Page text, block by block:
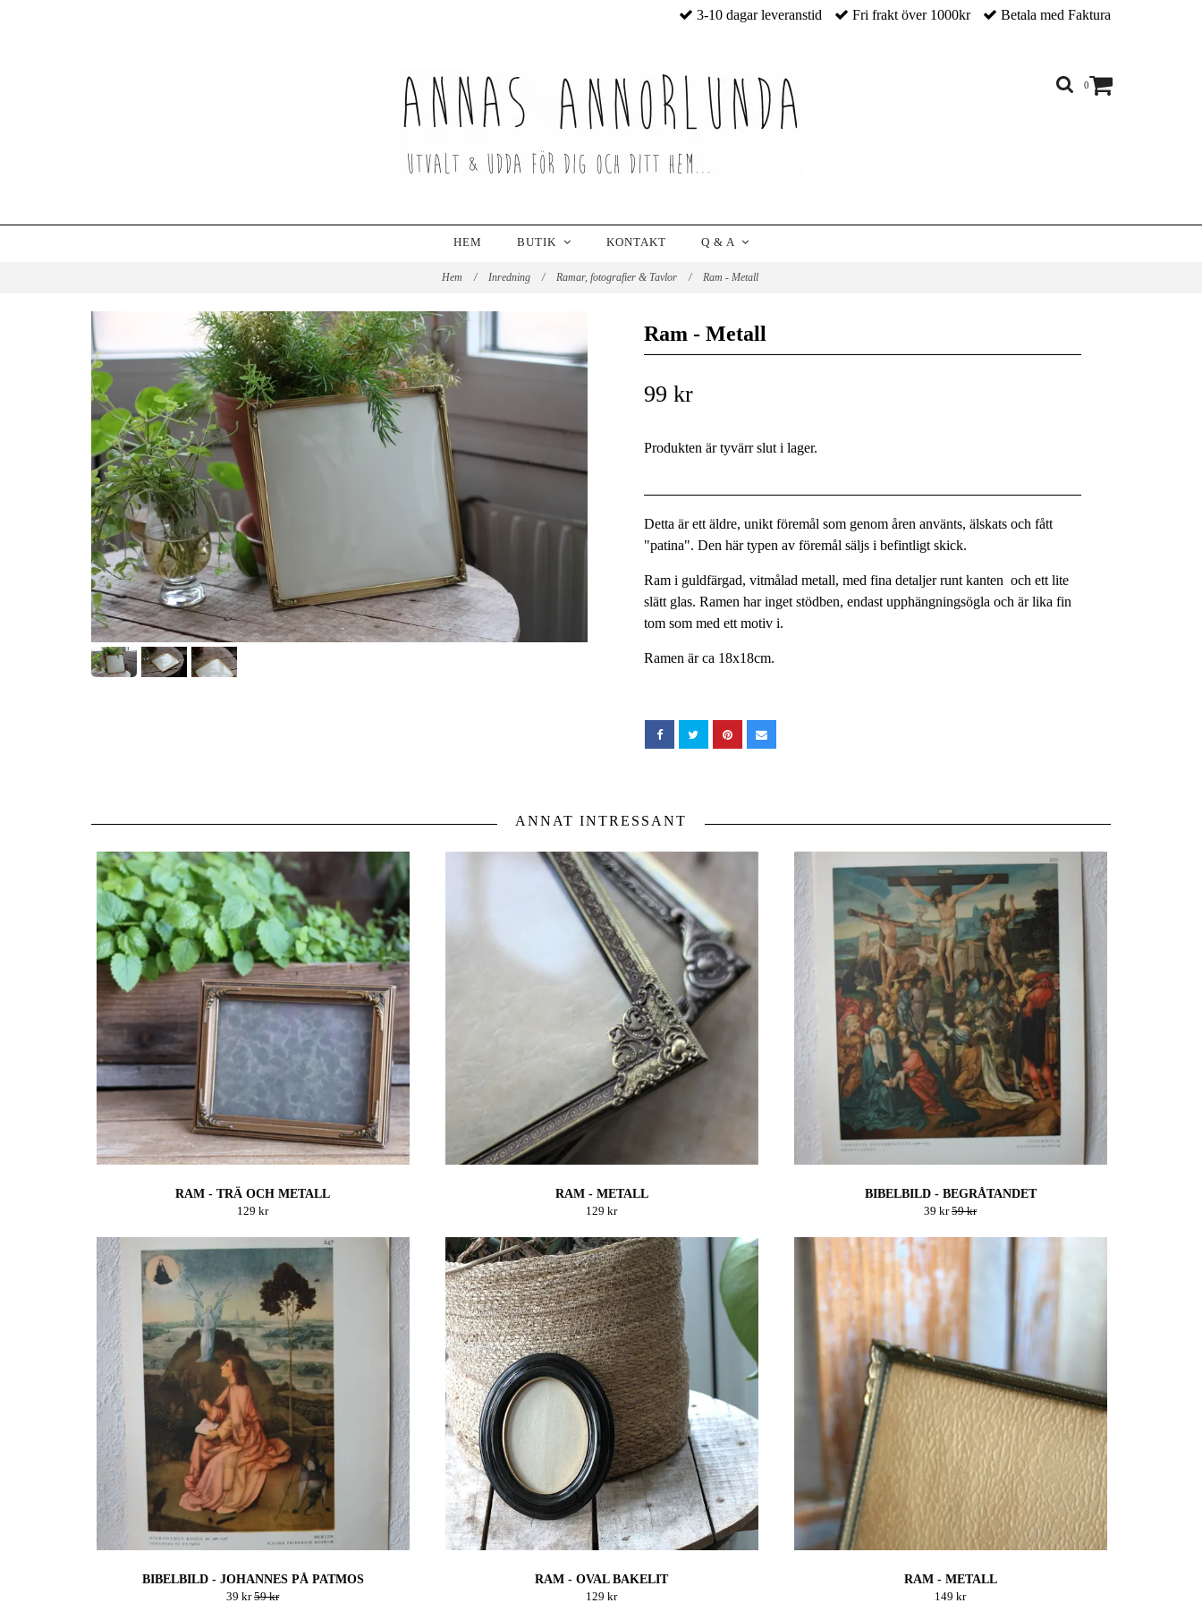
3-10 dagar leveranstid Fri frakt över 1000kr Betala med Faktura
0
HEM BUTIK KONTAKT Q & A
Hem / Inredning / Ramar, fotografier & Tavlor / Ram - Metall
Ram - Metall
99 kr
Produkten är tyvärr slut i lager.
Detta är ett äldre, unikt föremål som genom åren använts, älskats och fått
"patina". Den här typen av föremål säljs i befintligt skick.
Ram i guldfärgad, vitmålad metall, med fina detaljer runt kanten och ett lite
slätt glas. Ramen har inget stödben, endast upphängningsögla och är lika fin
tom som med ett motiv i.
Ramen är ca 18x18cm.
ANNAT INTRESSANT
RAM - TRÄ OCH METALL
129 kr
RAM - METALL
129 kr
BIBELBILD - BEGRÅTANDET
39 kr59 kr
BIBELBILD - JOHANNES PÅ PATMOS
39 kr59 kr
RAM - OVAL BAKELIT
129 kr
RAM - METALL
149 kr